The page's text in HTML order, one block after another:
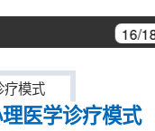
16/18
疗模式
医学诊疗模式